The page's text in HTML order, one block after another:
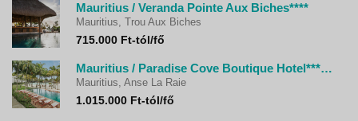
Mauritius / Veranda Pointe Aux Biches****
Mauritius, Trou Aux Biches
715.000 Ft-tól/fő
Mauritius / Paradise Cove Boutique Hotel***** - Adult Only
Mauritius, Anse La Raie
1.015.000 Ft-tól/fő